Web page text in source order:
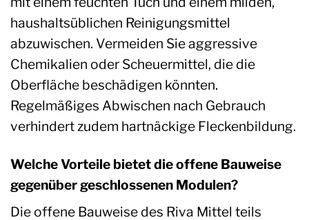
haushaltsüblichen Reinigungsmittel
abzuwischen. Vermeiden Sie aggressive
Chemikalien oder Scheuermittel, die die
Oberfläche beschädigen könnten.
Regelmäßiges Abwischen nach Gebrauch
verhindert zudem hartnäckige Fleckenbildung.
Welche Vorteile bietet die offene Bauweise
gegenüber geschlossenen Modulen?
Die offene Bauweise des Riva Mittel teils